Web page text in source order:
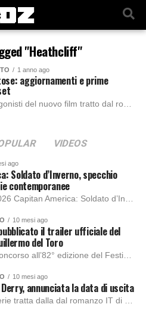
"Heathcliff"
1 anno ago
aggiornamenti e prime
VIDEOS
ago
Soldato d’Inverno, specchio
contemporanee
10 mesi ago
il trailer ufficiale del
del Toro
10 mesi ago
annunciata la data di uscita